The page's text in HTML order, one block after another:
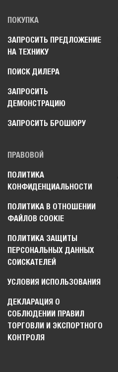
ПОКУПКА
ЗАПРОСИТЬ ПРЕДЛОЖЕНИЕ
НА ТЕХНИКУ
ПОИСК ДИЛЕРА
ЗАПРОСИТЬ
ДЕМОНСТРАЦИЮ
ЗАПРОСИТЬ БРОШЮРУ
ПРАВОВОЙ
ПОЛИТИКА
КОНФИДЕНЦИАЛЬНОСТИ
ПОЛИТИКА В ОТНОШЕНИИ
ФАЙЛОВ COOKIE
ПОЛИТИКА ЗАЩИТЫ
ПЕРСОНАЛЬНЫХ ДАННЫХ
СОИСКАТЕЛЕЙ
УСЛОВИЯ ИСПОЛЬЗОВАНИЯ
ДЕКЛАРАЦИЯ О
СОБЛЮДЕНИИ ПРАВИЛ
ТОРГОВЛИ И ЭКСПОРТНОГО
КОНТРОЛЯ